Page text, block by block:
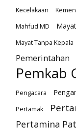
Kecelakaan
Mahfud MD
Mayat
Mayat Tanpa Kepala
Pemerintahan
Pemkab
Pengacara
Pertamak
Pertamina